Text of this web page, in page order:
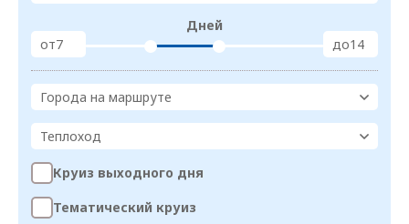
от
Дней
до
Города на маршруте
Теплоход
Круиз выходного дня
Тематический круиз